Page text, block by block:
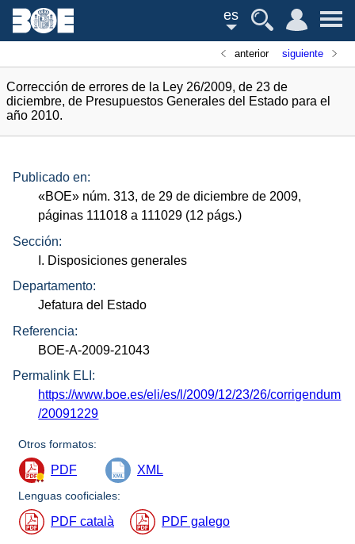
es
anterior siguiente
Corrección de errores de la Ley 26/2009, de 23 de
diciembre, de Presupuestos Generales del Estado para el
año 2010.
Publicado en:
«BOE» núm. 313, de 29 de diciembre de 2009,
páginas 111018 a 111029 (12 págs.)
Sección:
I. Disposiciones generales
Departamento:
Jefatura del Estado
Referencia:
BOE-A-2009-21043
Permalink ELI:
https://www.boe.es/eli/es/l/2009/12/23/26/corrigendum
/20091229
Otros formatos:
PDF XML
Lenguas cooficiales:
PDF català PDF galego